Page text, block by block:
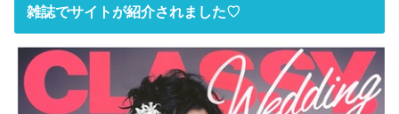
雑誌でサイトが紹介されました♡